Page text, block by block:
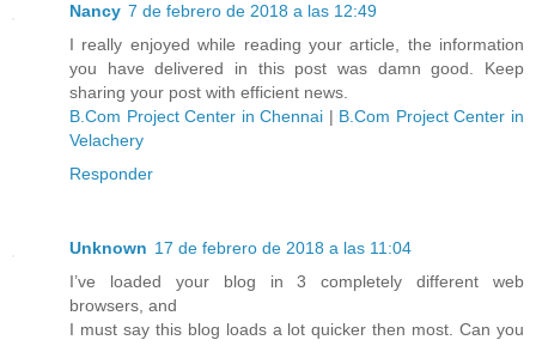
Nancy 7 de febrero de 2018 a las 12:49
I really enjoyed while reading your article, the information
you have delivered in this post was damn good. Keep
sharing your post with efficient news.
B.Com Project Center in Chennai | B.Com Project Center in
Velachery
Responder
Unknown 17 de febrero de 2018 a las 11:04
I’ve loaded your blog in 3 completely different web
browsers, and
I must say this blog loads a lot quicker then most. Can you